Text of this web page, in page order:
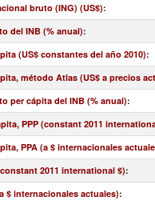
bruto (ING) (US$):
del INB (% anual):
(US$ constantes del año 2010):
método Atlas (US$ a precios
per cápita del INB (% anual):
PPP (constant 2011
PPA (a $ internacionales
2011 international $):
$ internacionales actuales):